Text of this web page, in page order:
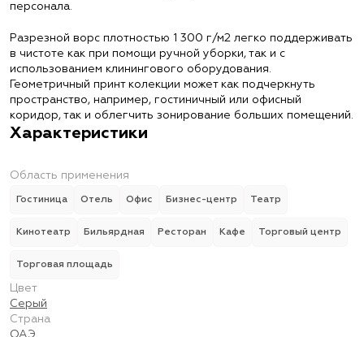
персонала.
Разрезной ворс плотностью 1 300 г/м2 легко поддерживать
в чистоте как при помощи ручной уборки, так и с
использованием клинингового оборудования.
Геометричный принт колекции может как подчеркнуть
пространство, например, гостиничный или офисный
коридор, так и облегчить зонирование больших помещений.
Характеристики
Область применения
Гостиница Отель Офис Бизнес-центр Театр
Кинотеатр Бильярдная Ресторан Кафе Торговый центр
Торговая площадь
Цвет
Серый
Страна
ОАЭ